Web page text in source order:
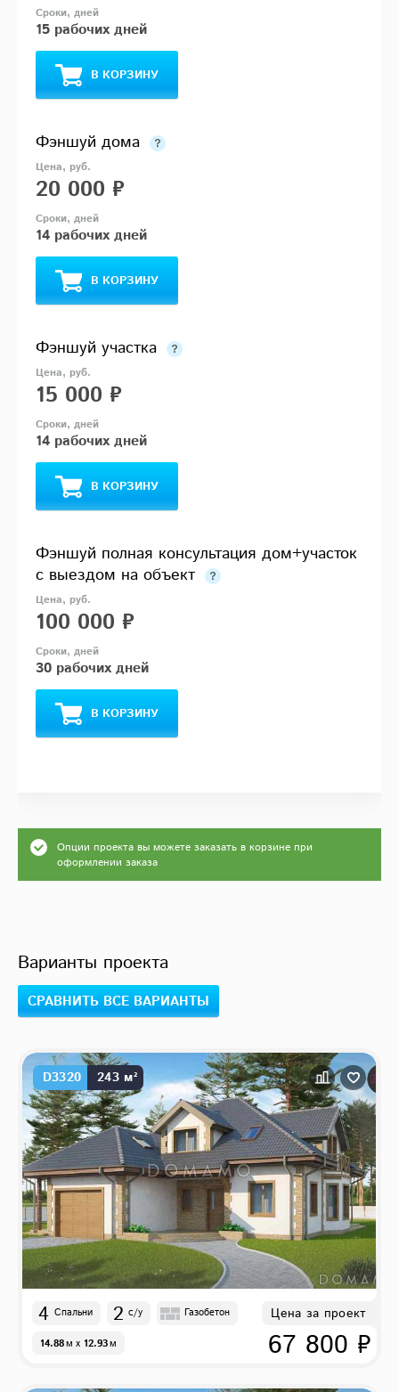
15 рабочих дней
В КОРЗИНУ
Фэншуй дома
20 000 ₽
14 рабочих дней
В КОРЗИНУ
Фэншуй участка
15 000 ₽
14 рабочих дней
В КОРЗИНУ
Фэншуй полная консультация дом+участок
с выездом на объект
100 000 ₽
30 рабочих дней
В КОРЗИНУ
Опции проекта вы можете заказать в корзине при
оформлении заказа
Варианты проекта
СРАВНИТЬ ВСЕ ВАРИАНТЫ
D3320 243 м²
4 Спальни 2 с/у Газобетон
14.88м x 12.93м
Цена за проект
67 800 ₽